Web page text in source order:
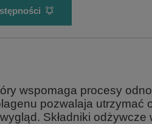
wspomaga procesy
pozwalaja utrzymać
Składniki odżywcze